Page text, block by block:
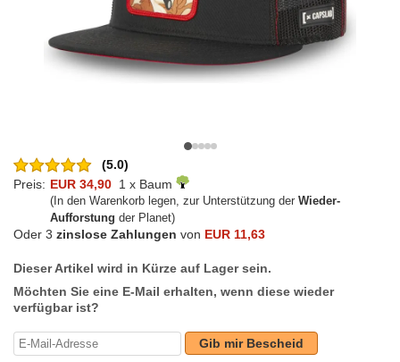
(5.0)
Preis: EUR 34,90 1 x Baum
(In den Warenkorb legen, zur Unterstützung der Wieder-
Aufforstung der Planet)
Oder 3 zinslose Zahlungen von EUR 11,63
Dieser Artikel wird in Kürze auf Lager sein.
Möchten Sie eine E-Mail erhalten, wenn diese wieder
verfügbar ist?
Gib mir Bescheid